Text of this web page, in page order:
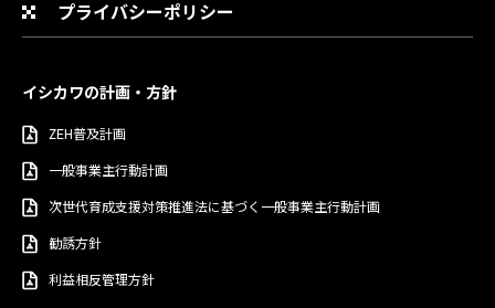
プライバシーポリシー
イシカワの計画・方針
ZEH普及計画
一般事業主行動計画
次世代育成支援対策推進法に基づく一般事業主行動計画
勧誘方針
利益相反管理方針